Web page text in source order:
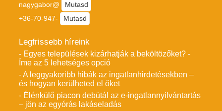
nagygabor@
Mutasd
+36-70-947-
Mutasd
Legfrissebb híreink
- Egyes települések kizárhatják a beköltözőket? -
Íme az 5 lehetséges opció
- A leggyakoribb hibák az ingatlanhirdetésekben –
és hogyan kerülheted el őket
- Élénkülő piacon debütál az e-ingatlannyilvántartás
– jön az egyórás lakáseladás